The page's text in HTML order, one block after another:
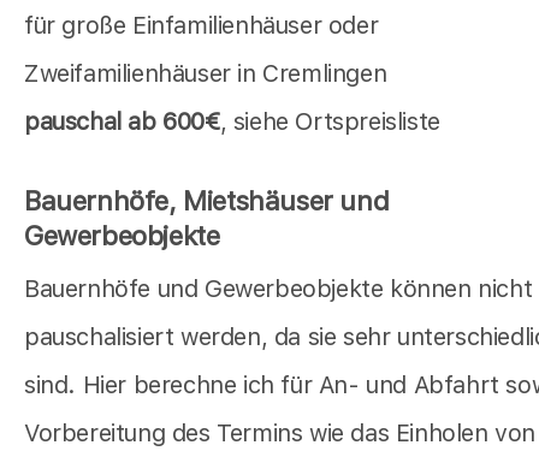
für große Einfamilienhäuser oder
Zweifamilienhäuser in Cremlingen
pauschal ab 600€, siehe Ortspreisliste
Bauernhöfe, Mietshäuser und
Gewerbeobjekte
Bauernhöfe und Gewerbeobjekte können nicht
pauschalisiert werden, da sie sehr
sind. Hier berechne ich für An- und Abfahrt
Vorbereitung des Termins wie das Einholen von